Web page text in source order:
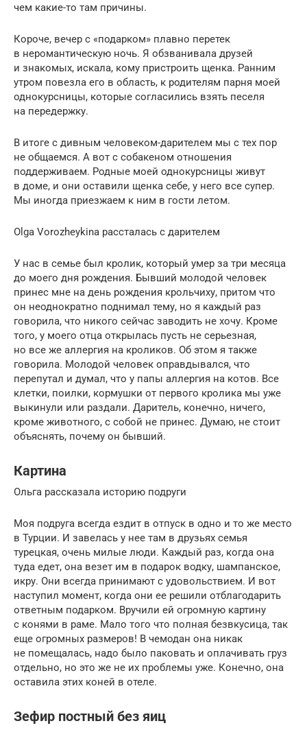
чем какие-то там причины.
Короче, вечер с «подарком» плавно перетек
в неромантическую ночь. Я обзванивала друзей
и знакомых, искала, кому пристроить щенка. Ранним
утром повезла его в область, к родителям парня моей
однокурсницы, которые согласились взять песеля
на передержку.
В итоге с дивным человеком-дарителем мы с тех пор
не общаемся. А вот с собакеном отношения
поддерживаем. Родные моей однокурсницы живут
в доме, и они оставили щенка себе, у него все супер.
Мы иногда приезжаем к ним в гости летом.
Olga Vorozheykina рассталась с дарителем
У нас в семье был кролик, который умер за три месяца
до моего дня рождения. Бывший молодой человек
принес мне на день рождения крольчиху, притом что
он неоднократно поднимал тему, но я каждый раз
говорила, что никого сейчас заводить не хочу. Кроме
того, у моего отца открылась пусть не серьезная,
но все же аллергия на кроликов. Об этом я также
говорила. Молодой человек оправдывался, что
перепутал и думал, что у папы аллергия на котов. Все
клетки, поилки, кормушки от первого кролика мы уже
выкинули или раздали. Даритель, конечно, ничего,
кроме животного, с собой не принес. Думаю, не стоит
объяснять, почему он бывший.
Картина
Ольга рассказала историю подруги
Моя подруга всегда ездит в отпуск в одно и то же место
в Турции. И завелась у нее там в друзьях семья
турецкая, очень милые люди. Каждый раз, когда она
туда едет, она везет им в подарок водку, шампанское,
икру. Они всегда принимают с удовольствием. И вот
наступил момент, когда они ее решили отблагодарить
ответным подарком. Вручили ей огромную картину
с конями в раме. Мало того что полная безвкусица, так
еще огромных размеров! В чемодан она никак
не помещалась, надо было паковать и оплачивать груз
отдельно, но это же не их проблемы уже. Конечно, она
оставила этих коней в отеле.
Зефир постный без яиц